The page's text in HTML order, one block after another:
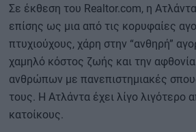
Σε έκθεση του Realtor.com, η
επίσης ως μια από τις κορυφαίες
πτυχιούχους, χάρη στην “ανθηρή”
χαμηλό κόστος ζωής και την
ανθρώπων με πανεπιστημιακές
τους. Η Ατλάντα έχει λίγο λιγότερο
κατοίκους.